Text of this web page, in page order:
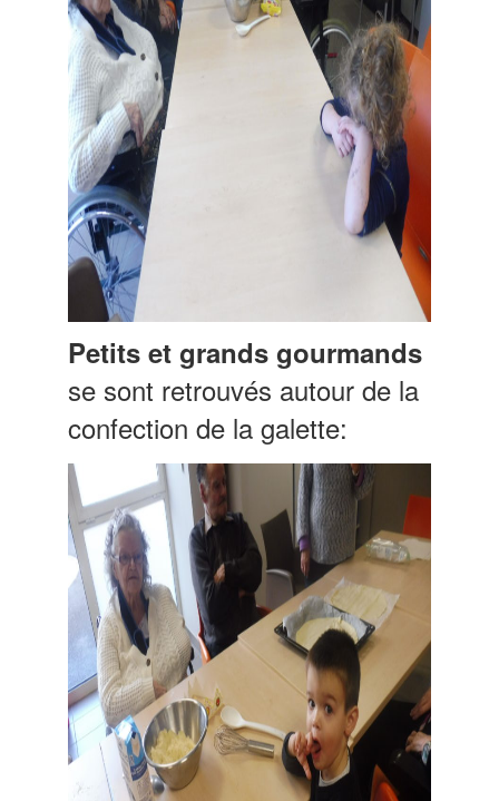
Petits et grands gourmands
se sont retrouvés autour de la
confection de la galette: